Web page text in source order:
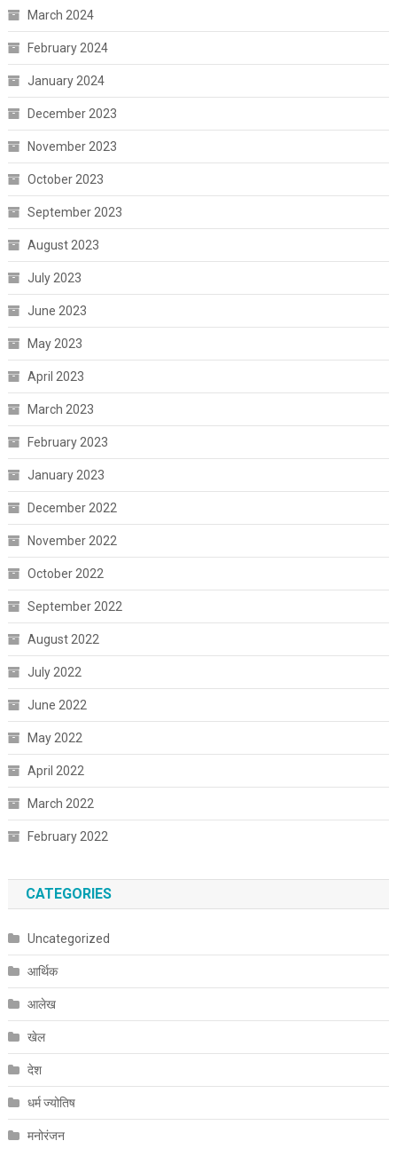
March 2024
February 2024
January 2024
December 2023
November 2023
October 2023
September 2023
August 2023
July 2023
June 2023
May 2023
April 2023
March 2023
February 2023
January 2023
December 2022
November 2022
October 2022
September 2022
August 2022
July 2022
June 2022
May 2022
April 2022
March 2022
February 2022
CATEGORIES
Uncategorized
आर्थिक
आलेख
खेल
देश
धर्म ज्योतिष
मनोरंजन